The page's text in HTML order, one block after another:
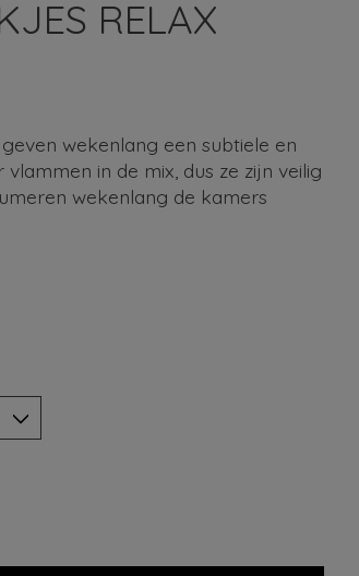
RELAX
wekenlang een subtiele en
in de mix, dus ze zijn veilig
wekenlang de kamers
product is